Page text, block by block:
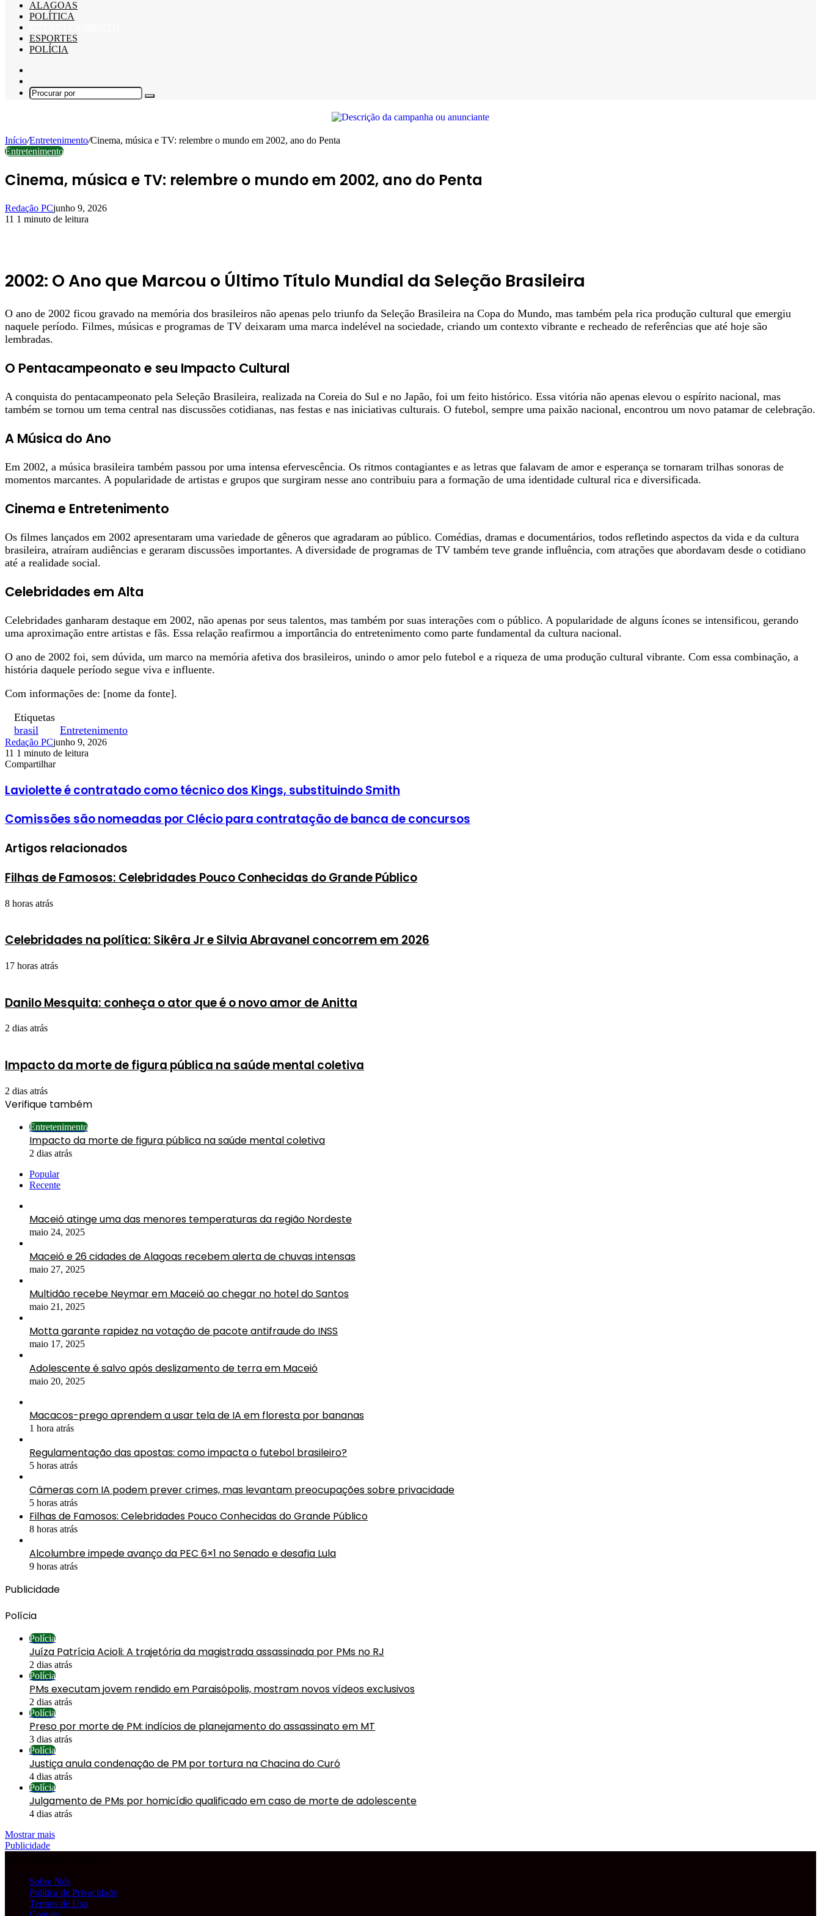
ALAGOAS
POLÍTICA
ESPORTES
POLÍCIA
skin
Procurar
Início/Entretenimento/Cinema, música e TV: relembre o mundo em 2002, ano do Penta
Entretenimento
Cinema, música e TV: relembre o mundo em 2002, ano do Penta
Redação PCjunho 9, 2026
11 1 minuto de leitura
2002: O Ano que Marcou o Último Título Mundial da Seleção Brasileira
O ano de 2002 ficou gravado na memória dos brasileiros não apenas pelo triunfo da Seleção Brasileira na Copa do Mundo, mas também pela rica produção cultural que emergiu
naquele período. Filmes, músicas e programas de TV deixaram uma marca indelével na sociedade, criando um contexto vibrante e recheado de referências que até hoje são
lembradas.
O Pentacampeonato e seu Impacto Cultural
A conquista do pentacampeonato pela Seleção Brasileira, realizada na Coreia do Sul e no Japão, foi um feito histórico. Essa vitória não apenas elevou o espírito nacional, mas
também se tornou um tema central nas discussões cotidianas, nas festas e nas iniciativas culturais. O futebol, sempre uma paixão nacional, encontrou um novo patamar de celebração.
A Música do Ano
Em 2002, a música brasileira também passou por uma intensa efervescência. Os ritmos contagiantes e as letras que falavam de amor e esperança se tornaram trilhas sonoras de
momentos marcantes. A popularidade de artistas e grupos que surgiram nesse ano contribuiu para a formação de uma identidade cultural rica e diversificada.
Cinema e Entretenimento
Os filmes lançados em 2002 apresentaram uma variedade de gêneros que agradaram ao público. Comédias, dramas e documentários, todos refletindo aspectos da vida e da cultura
brasileira, atraíram audiências e geraram discussões importantes. A diversidade de programas de TV também teve grande influência, com atrações que abordavam desde o cotidiano
até a realidade social.
Celebridades em Alta
Celebridades ganharam destaque em 2002, não apenas por seus talentos, mas também por suas interações com o público. A popularidade de alguns ícones se intensificou, gerando
uma aproximação entre artistas e fãs. Essa relação reafirmou a importância do entretenimento como parte fundamental da cultura nacional.
O ano de 2002 foi, sem dúvida, um marco na memória afetiva dos brasileiros, unindo o amor pelo futebol e a riqueza de uma produção cultural vibrante. Com essa combinação, a
história daquele período segue viva e influente.
Com informações de: [nome da fonte].
Etiquetas
brasil
Entretenimento
Redação PCjunho 9, 2026
11 1 minuto de leitura
Facebook
X
Linkedin
Pinterest
WhatsApp
Telegram
Compartilhar
Laviolette é contratado como técnico dos Kings, substituindo Smith
Comissões são nomeadas por Clécio para contratação de banca de concursos
Artigos relacionados
Filhas de Famosos: Celebridades Pouco Conhecidas do Grande Público
8 horas atrás
Celebridades na política: Sikêra Jr e Silvia Abravanel concorrem em 2026
17 horas atrás
Danilo Mesquita: conheça o ator que é o novo amor de Anitta
2 dias atrás
Impacto da morte de figura pública na saúde mental coletiva
2 dias atrás
Verifique também
Entretenimento
Impacto da morte de figura pública na saúde mental coletiva
2 dias atrás
Popular
Recente
Maceió atinge uma das menores temperaturas da região Nordeste
maio 24, 2025
Maceió e 26 cidades de Alagoas recebem alerta de chuvas intensas
maio 27, 2025
Multidão recebe Neymar em Maceió ao chegar no hotel do Santos
maio 21, 2025
Motta garante rapidez na votação de pacote antifraude do INSS
maio 17, 2025
Adolescente é salvo após deslizamento de terra em Maceió
maio 20, 2025
Macacos-prego aprendem a usar tela de IA em floresta por bananas
1 hora atrás
Regulamentação das apostas: como impacta o futebol brasileiro?
5 horas atrás
Câmeras com IA podem prever crimes, mas levantam preocupações sobre privacidade
5 horas atrás
Filhas de Famosos: Celebridades Pouco Conhecidas do Grande Público
8 horas atrás
Alcolumbre impede avanço da PEC 6×1 no Senado e desafia Lula
9 horas atrás
Publicidade
Polícia
Polícia
Juíza Patrícia Acioli: A trajetória da magistrada assassinada por PMs no RJ
2 dias atrás
Polícia
PMs executam jovem rendido em Paraisópolis, mostram novos vídeos exclusivos
2 dias atrás
Polícia
Preso por morte de PM: indícios de planejamento do assassinato em MT
3 dias atrás
Polícia
Justiça anula condenação de PM por tortura na Chacina do Curó
4 dias atrás
Polícia
Julgamento de PMs por homicídio qualificado em caso de morte de adolescente
4 dias atrás
Mostrar mais
Publicidade
Sobre Nós
Política de Privacidade
Termos de Uso